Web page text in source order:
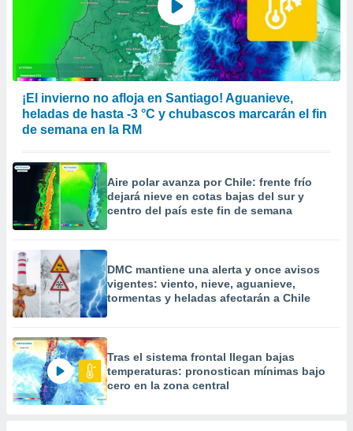
¡El invierno no afloja en Santiago! Aguanieve,
heladas de hasta -3 °C y chubascos marcarán el fin
de semana en la RM
Aire polar avanza por Chile: frente frío
dejará nieve en cotas bajas del sur y
centro del país este fin de semana
DMC mantiene una alerta y once avisos
vigentes: viento, nieve, aguanieve,
tormentas y heladas afectarán a Chile
Tras el sistema frontal llegan bajas
temperaturas: pronostican mínimas bajo
cero en la zona central